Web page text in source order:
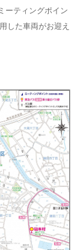
ーティングポイン
した車両がお迎え